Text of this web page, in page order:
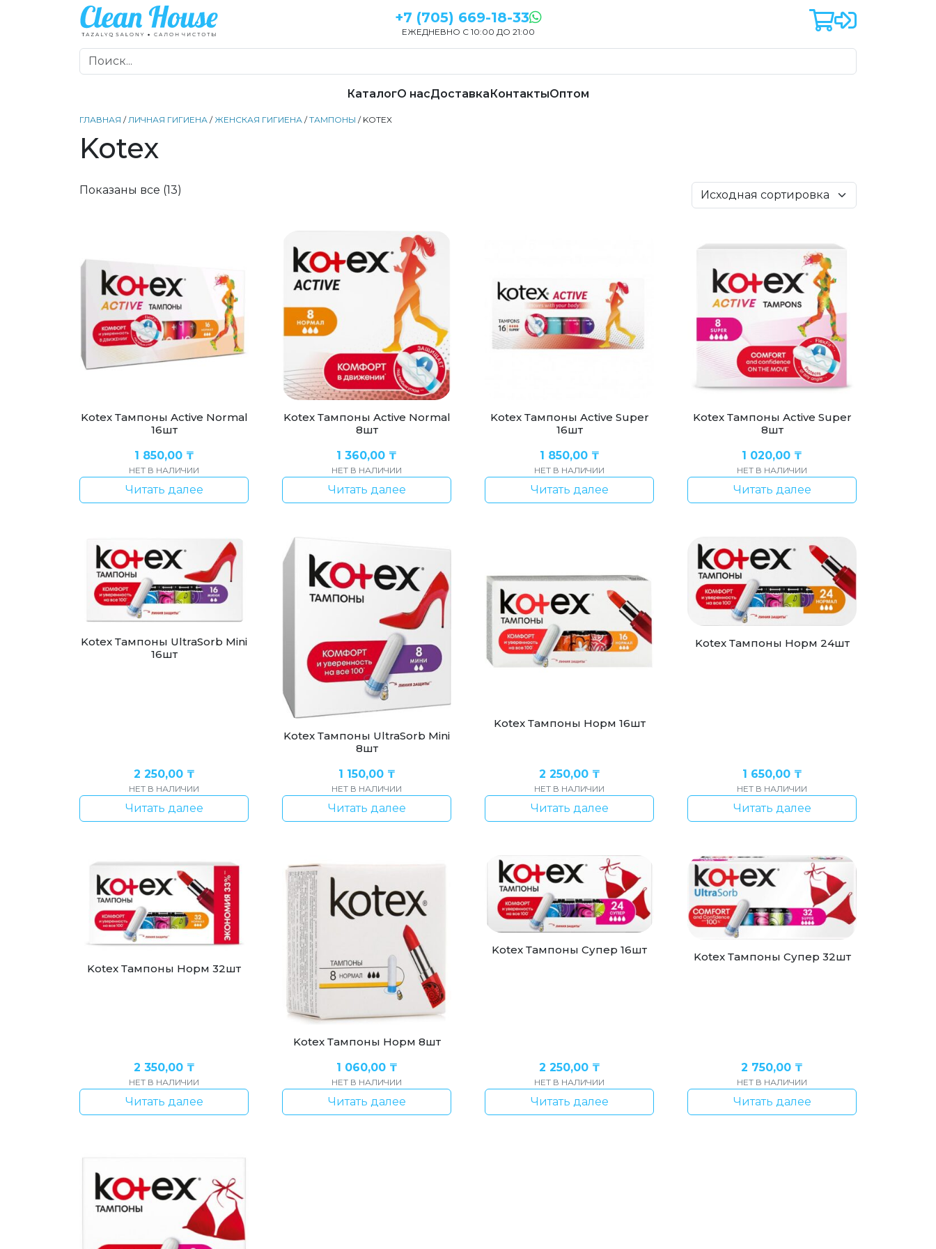
+7 (705) 669-18-33
ЕЖЕДНЕВНО С 10:00 ДО 21:00
КаталогО насДоставкаКонтактыОптом
ГЛАВНАЯ /ЛИЧНАЯ ГИГИЕНА / ЖЕНСКАЯ ГИГИЕНА /ТАМПОНЫ / KOTEX
Kotex
Показаны все (13)
Kotex Тампоны Active Normal
16шт
1 850,00 ₸
НЕТ В НАЛИЧИИ
Читать далее
Kotex Тампоны Active Normal
8шт
1 360,00 ₸
НЕТ В НАЛИЧИИ
Читать далее
Kotex Тампоны Active Super
16шт
1 850,00 ₸
НЕТ В НАЛИЧИИ
Читать далее
Kotex Тампоны Active Super
8шт
1 020,00 ₸
НЕТ В НАЛИЧИИ
Читать далее
Kotex Тампоны UltraSorb Mini
16шт
2 250,00 ₸
НЕТ В НАЛИЧИИ
Читать далее
Kotex Тампоны UltraSorb Mini
8шт
1 150,00 ₸
НЕТ В НАЛИЧИИ
Читать далее
Kotex Тампоны Норм 16шт
2 250,00 ₸
НЕТ В НАЛИЧИИ
Читать далее
Kotex Тампоны Норм 24шт
1 650,00 ₸
НЕТ В НАЛИЧИИ
Читать далее
Kotex Тампоны Норм 32шт
2 350,00 ₸
НЕТ В НАЛИЧИИ
Читать далее
Kotex Тампоны Норм 8шт
1 060,00 ₸
НЕТ В НАЛИЧИИ
Читать далее
Kotex Тампоны Супер 16шт
2 250,00 ₸
НЕТ В НАЛИЧИИ
Читать далее
Kotex Тампоны Супер 32шт
2 750,00 ₸
НЕТ В НАЛИЧИИ
Читать далее